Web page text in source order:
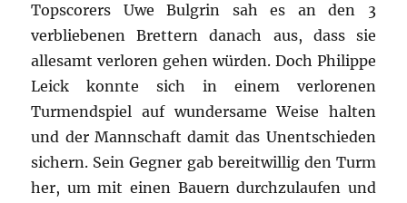
Topscorers Uwe Bulgrin sah es an den 3
verbliebenen Brettern danach aus, dass sie
allesamt verloren gehen würden. Doch Philippe
Leick konnte sich in einem verlorenen
Turmendspiel auf wundersame Weise halten
und der Mannschaft damit das Unentschieden
sichern. Sein Gegner gab bereitwillig den Turm
her, um mit einen Bauern durchzulaufen und